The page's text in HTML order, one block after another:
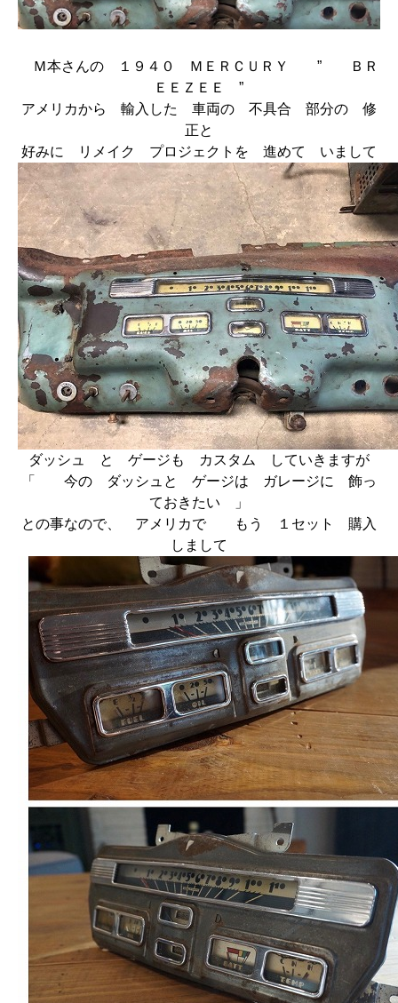
Ｍ本さんの １９４０ ＭＥＲＣＵＲＹ ” ＢＲ
ＥＥＺＥＥ ”
アメリカから 輸入した 車両の 不具合 部分の 修
正と
好みに リメイク プロジェクトを 進めて いまして
ダッシュ と ゲージも カスタム していきますが
「 今の ダッシュと ゲージは ガレージに 飾っ
ておきたい 」
との事なので、 アメリカで もう １セット 購入
しまして